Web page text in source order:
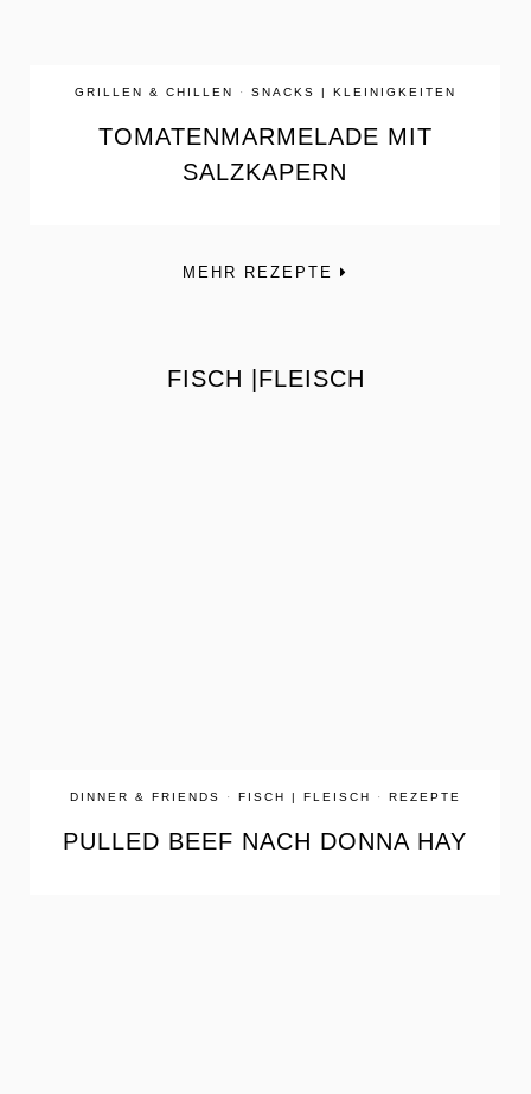
GRILLEN & CHILLEN · SNACKS | KLEINIGKEITEN
TOMATENMARMELADE MIT
SALZKAPERN
MEHR REZEPTE
FISCH |FLEISCH
DINNER & FRIENDS · FISCH | FLEISCH · REZEPTE
PULLED BEEF NACH DONNA HAY